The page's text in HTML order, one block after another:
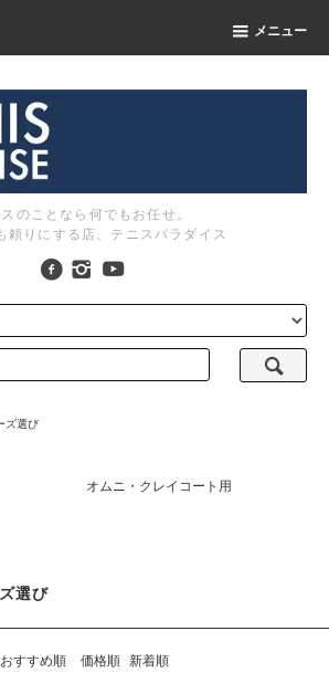
メニュー
のことなら何でもお任せ。
頼りにする店、テニスパラダイス
ズ選び
オムニ・クレイコート用
選び
おすすめ順 価格順 新着順